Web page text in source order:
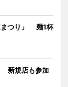
まつり」 麺1杯
新規店も参加